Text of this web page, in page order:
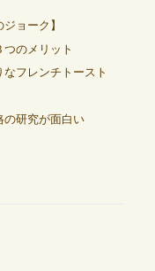
ョーク】
のメリット
フレンチトースト
の研究が面白い